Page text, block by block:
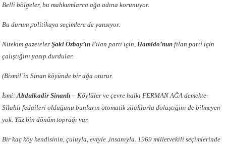
Belli bölgeler, bu mahkumlarca ağa adına korunuyor.
Bu durum politikaya seçimlere de yansıyor.
Nitekim gazetelerŞaki Özbay’ın Filan parti için,Hamido’nun filan parti için
çalıştığını yazıp durdular.
(Bismil´in Sinan köyünde bir ağa oturur.
İsmi:Abdulkadir Sinanlı – Köylüler ve çevre halkı FERMAN AĞA demekte-
Silahlı fedaileri olduğunu bunların otomatik silahlarla dolaştığını de bilmeyen
yok. Yüz bin dönüm toprağı var.
Bir kaç köy kendisinin, çuluyla, eviyle ,insanıyla. 1969 milletvekili seçimlerinde